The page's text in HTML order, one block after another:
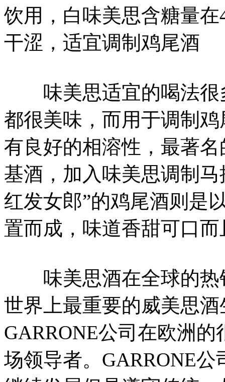
饮用，白味美思含糖量
干涩，适宜调制鸡尾酒
味美思适宜的喝法很
都很美味，而用于调制
有良好的相溶性，最著
基酒，加入味美思调制
红发女郎”的鸡尾酒则是
置而成，味道香甜可口
味美思酒在全球的热
世界上最重要的威美思
GARRONE公司在欧洲
场领导者。GARRONE